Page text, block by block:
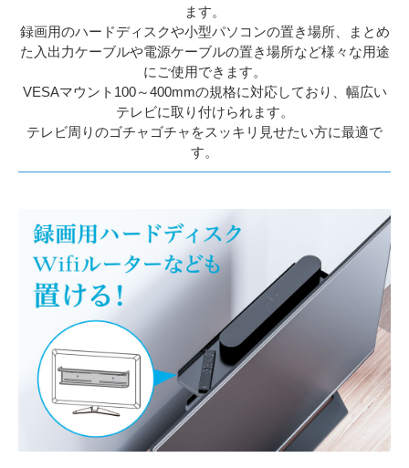
ます。
録画用のハードディスクや小型パソコンの置き場所、まとめ
た入出力ケーブルや電源ケーブルの置き場所など様々な用途
にご使用できます。
VESAマウント100～400mmの規格に対応しており、幅広い
テレビに取り付けられます。
テレビ周りのゴチャゴチャをスッキリ見せたい方に最適で
す。